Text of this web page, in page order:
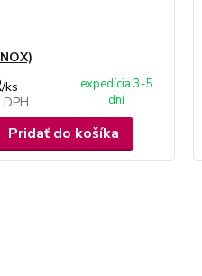
/ks
expedícia 3-5
dní
Pridať do košíka